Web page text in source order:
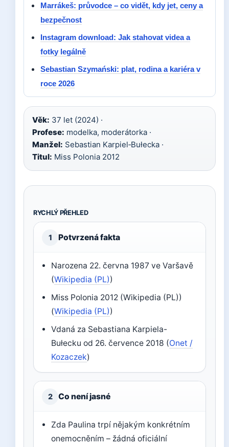
Marrákeš: průvodce – co vidět, kdy jet, ceny a
bezpečnost
Instagram download: Jak stahovat videa a
fotky legálně
Sebastian Szymański: plat, rodina a kariéra v
roce 2026
Věk: 37 let (2024) ·
Profese: modelka, moderátorka ·
Manžel: Sebastian Karpiel‑Bułecka ·
Titul: Miss Polonia 2012
RYCHLÝ PŘEHLED
1 Potvrzená fakta
Narozena 22. června 1987 ve Varšavě
(Wikipedia (PL))
Miss Polonia 2012 (Wikipedia (PL))
(Wikipedia (PL))
Vdaná za Sebastiana Karpiela-
Bułecku od 26. července 2018 (Onet /
Kozaczek)
2 Co není jasné
Zda Paulina trpí nějakým konkrétním
onemocněním – žádná oficiální